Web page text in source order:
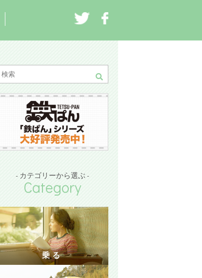
- カテゴリーから選ぶ -
Category
乗る